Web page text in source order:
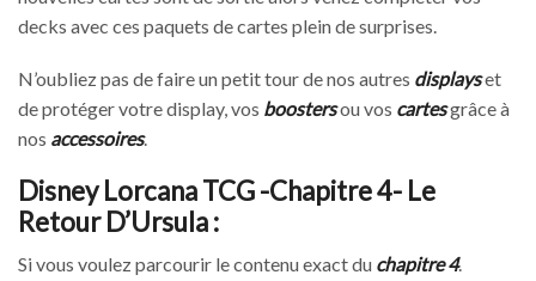
decks avec ces paquets de cartes plein de surprises.
N’oubliez pas de faire un petit tour de nos autres displayset
de protéger votre display, vos boostersou vos cartesgrâce à
nos accessoires.
Disney Lorcana TCG -Chapitre 4- Le
Retour D’Ursula :
Si vous voulez parcourir le contenu exact du chapitre 4.